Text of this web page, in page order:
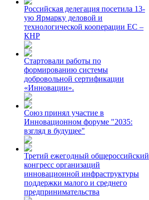
Российская делегация посетила 13-
ую Ярмарку деловой и
технологической кооперации ЕС –
КНР
Стартовали работы по
формированию системы
добровольной сертификации
«Инновации».
Союз принял участие в
Инновационном форуме "2035:
взгляд в будущее"
Третий ежегодный общероссийский
конгресс организаций
инновационной инфраструктуры
поддержки малого и среднего
предпринимательства